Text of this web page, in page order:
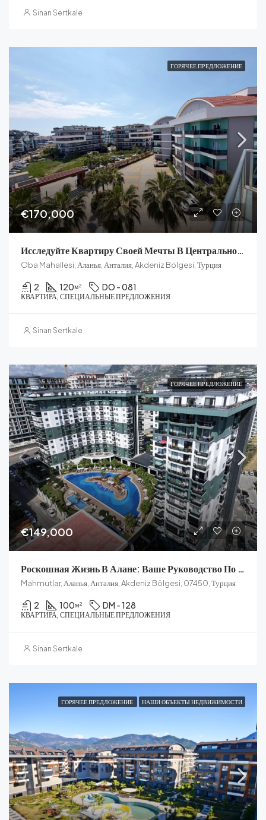
Sinan Sertkale
ГОРЯЧЕЕ ПРЕДЛОЖЕНИЕ
€170,000
Исследуйте Квартиру Своей Мечты В Центральной Аланье
Oba Mahallesi, Аланья, Анталия, Akdeniz Bölgesi, Турция
2 120м² DO - 081
КВАРТИРА, СПЕЦИАЛЬНЫЕ ПРЕДЛОЖЕНИЯ
Sinan Sertkale
ГОРЯЧЕЕ ПРЕДЛОЖЕНИЕ
€149,000
Роскошная Жизнь В Алане: Ваше Руководство По Лучшим Особенностям Махмутлара
Mahmutlar, Аланья, Анталия, Akdeniz Bölgesi, 07450, Турция
2 100м² DM - 128
КВАРТИРА, СПЕЦИАЛЬНЫЕ ПРЕДЛОЖЕНИЯ
Sinan Sertkale
ГОРЯЧЕЕ ПРЕДЛОЖЕНИЕ НАШИ ОБЪЕКТЫ НЕДВИЖИМОСТИ